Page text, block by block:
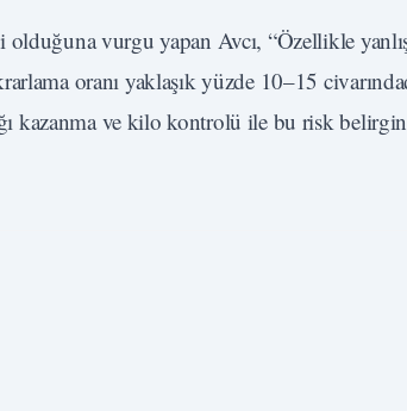
vurgu yapan Avcı, “Özellikle
oranı yaklaşık yüzde 10–15
kazanma ve kilo kontrolü ile bu risk